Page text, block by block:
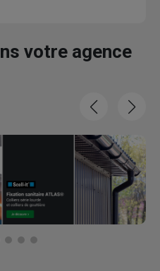
votre agence